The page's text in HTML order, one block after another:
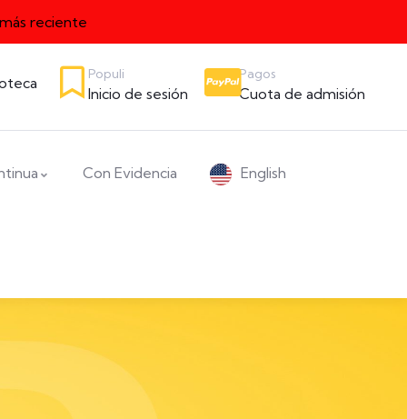
reciente
Populi
Inicio de sesión
Pagos
Cuota de admisión
Con Evidencia English